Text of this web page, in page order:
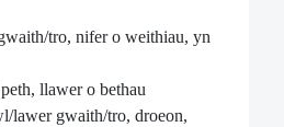
tro, nifer o weithiau, yn
llawer o bethau
lawer gwaith/tro, droeon,